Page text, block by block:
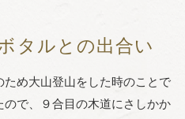
タルとの出合い
め大山登山をした時のことで
ので、９合目の木道にさしかか